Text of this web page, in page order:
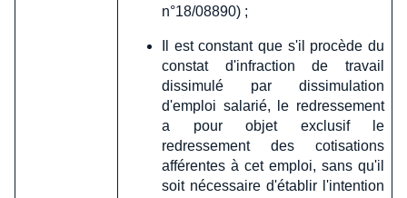
n°18/08890) ;
Il est constant que s'il procède du
constat d'infraction de travail
dissimulé par dissimulation
d'emploi salarié, le redressement
a pour objet exclusif le
redressement des cotisations
afférentes à cet emploi, sans qu'il
soit nécessaire d'établir l'intention